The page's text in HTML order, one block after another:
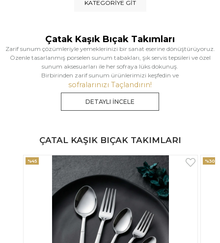
KATEGORIYE GIT
Çatak Kaşık Bıçak Takımları
Zarif sunum çözümleriyle yemeklerinizi bir sanat eserine dönüştürüyoruz.
Özenle tasarlanmış porselen sunum tabakları, şık servis tepsileri ve özel
sunum aksesuarları ile her sofraya lüks dokunuş.
Birbirinden zarif sunum ürünlerimizi keşfedin ve
sofralarınızı Taçlandırın!
DETAYLI İNCELE
ÇATAL KAŞIK BIÇAK TAKIMLARI
%30 %33